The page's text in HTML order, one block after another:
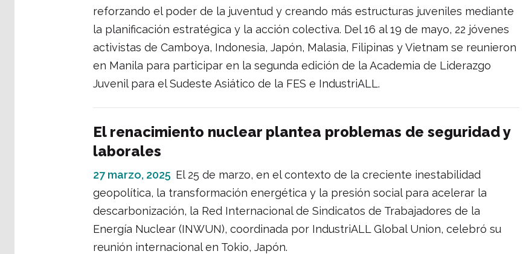
reforzando el poder de la juventud y creando más estructuras juveniles mediante
la planificación estratégica y la acción colectiva. Del 16 al 19 de mayo, 22 jóvenes
activistas de Camboya, Indonesia, Japón, Malasia, Filipinas y Vietnam se reunieron
en Manila para participar en la segunda edición de la Academia de Liderazgo
Juvenil para el Sudeste Asiático de la FES e IndustriALL.
El renacimiento nuclear plantea problemas de seguridad y
laborales
27 marzo, 2025 El 25 de marzo, en el contexto de la creciente inestabilidad
geopolítica, la transformación energética y la presión social para acelerar la
descarbonización, la Red Internacional de Sindicatos de Trabajadores de la
Energía Nuclear (INWUN), coordinada por IndustriALL Global Union, celebró su
reunión internacional en Tokio, Japón.